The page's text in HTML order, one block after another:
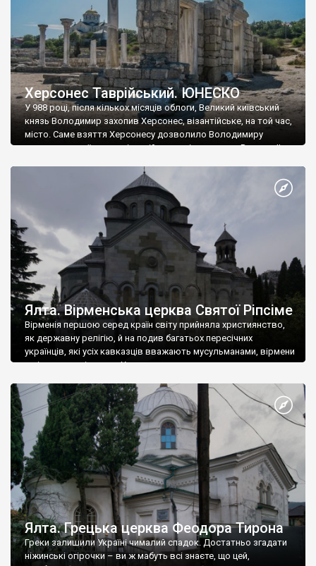
Херсонес Таврійський. ЮНЕСКО
У 988 році, після кількох місяців облоги, Великий київський
князь Володимир захопив Херсонес, візантійське, на той час,
місто. Саме взяття Херсонесу дозволило Володимиру
диктувати свої умови візантійському імператору Василю ІІ, та
Херсонесі Володимир-язичник, став Василем-християнином.
А потім було Хрещення Русі. На честь Херсонесу Таврійського
Ялта. Вірменська церква Святої Ріпсіме
Вірменія першою серед країн світу прийняла християнство,
як державну релігію, й на подив багатьох пересічних
українців, які усіх кавказців вважають мусульманами, вірмени
є відданими вірянами Христа
Ялта. Грецька церква Феодора Тирона
Греки залишили Україні чималий спадок. Достатньо згадати
ніжинські огірочки – ви ж мабуть всі знаєте, що цей,